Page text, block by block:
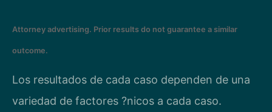
Attorney advertising. Prior results do not guarantee a similar
outcome.
Los resultados de cada caso dependen de una
variedad de factores ?nicos a cada caso.